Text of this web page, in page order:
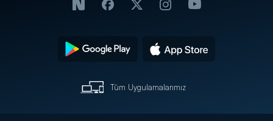
Tüm Uygulamalarımız